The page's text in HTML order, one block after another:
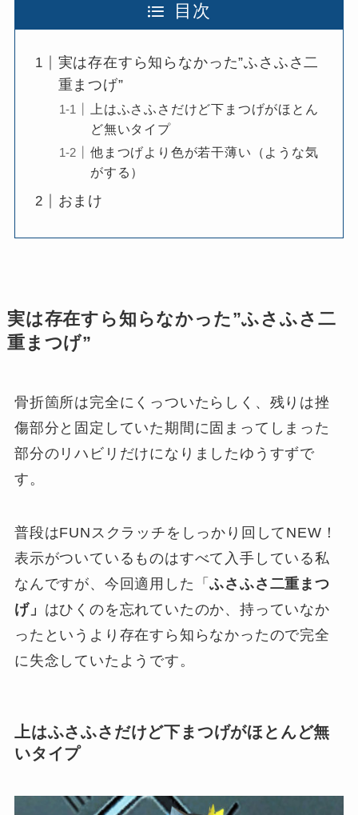
目次
実は存在すら知らなかった”ふさふさ二
重まつげ”
上はふさふさだけど下まつげがほとん
ど無いタイプ
他まつげより色が若干薄い（ような気
がする）
おまけ
実は存在すら知らなかった”ふさふさ二
重まつげ”
骨折箇所は完全にくっついたらしく、残りは挫
傷部分と固定していた期間に固まってしまった
部分のリハビリだけになりましたゆうすずで
す。
普段はFUNスクラッチをしっかり回してNEW！
表示がついているものはすべて入手している私
なんですが、今回適用した「ふさふさ二重まつ
げ」 はひくのを忘れていたのか、持っていなか
ったというより存在すら知らなかったので完全
に失念していたようです。
上はふさふさだけど下まつげがほとんど無
いタイプ